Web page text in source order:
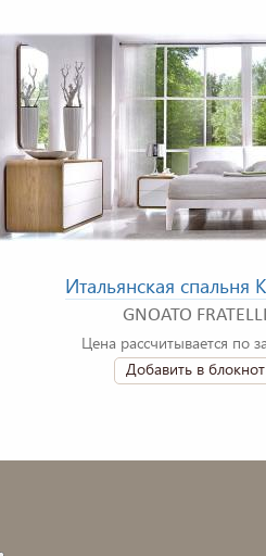
Итальянская спальня
GNOATO FRATELLI
Цена рассчитывается по
Добавить в блокнот